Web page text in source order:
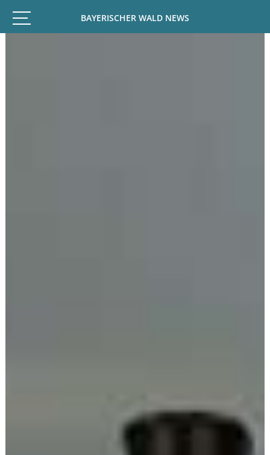
BAYERISCHER WALD NEWS